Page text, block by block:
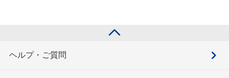
ヘルプ・ご質問